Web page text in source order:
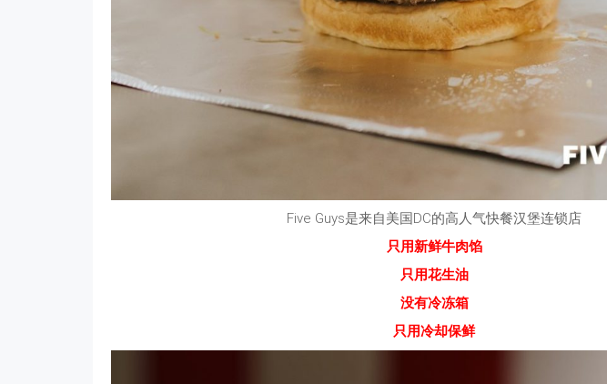
Five Guys是来自美国DC的高人气快餐汉堡连锁店
只用新鲜牛肉馅
只用花生油
没有冷冻箱
只用冷却保鲜